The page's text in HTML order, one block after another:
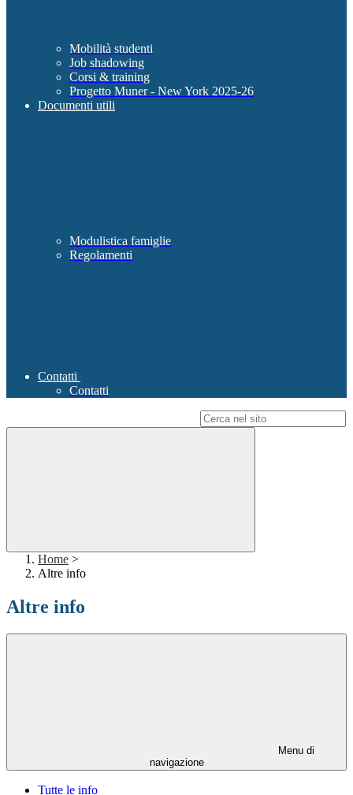
Mobilità studenti
Job shadowing
Corsi & training
Progetto Muner - New York 2025-26
Documenti utili
Modulistica famiglie
Regolamenti
Contatti
Contatti
Home >
Altre info
Altre info
Menu di
navigazione
Tutte le info